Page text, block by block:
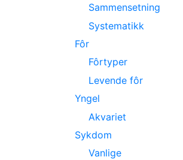
Sammensetning
Systematikk
Fôr
Fôrtyper
Levende fôr
Yngel
Akvariet
Sykdom
Vanlige